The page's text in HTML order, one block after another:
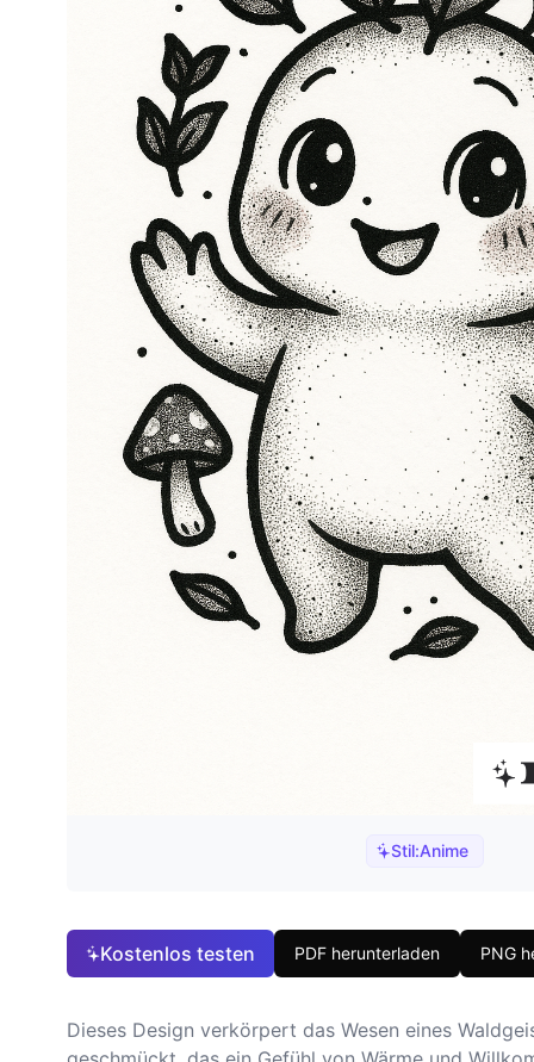
Stil:Anime
Kostenlos testen PDF herunterladen PNG
Dieses Design verkörpert das Wesen eines